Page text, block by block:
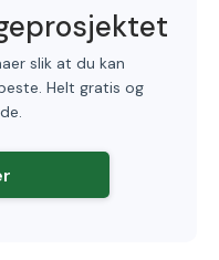
slik at du kan
Helt gratis og